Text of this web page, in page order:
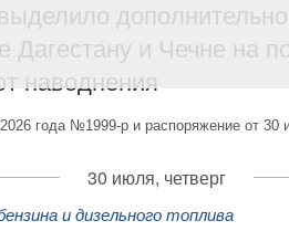
Дагестану и Чечне на
наводнения
года №1999-р и распоряжение от
30 июля, четверг
и дизельного топлива